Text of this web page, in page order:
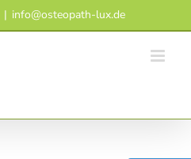
| info@osteopath-lux.de